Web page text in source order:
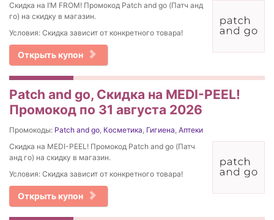
Скидка на I’M FROM! Промокод Patch and go (Патч анд
го) на скидку в магазин.
Условия: Скидка зависит от конкретного товара!
Открыть купон
Patch and go, Скидка на MEDI-PEEL!
Промокод по 31 августа 2026
Промокоды: Patch and go, Косметика, Гигиена, Аптеки
Скидка на MEDI-PEEL! Промокод Patch and go (Патч
анд го) на скидку в магазин.
Условия: Скидка зависит от конкретного товара!
Открыть купон